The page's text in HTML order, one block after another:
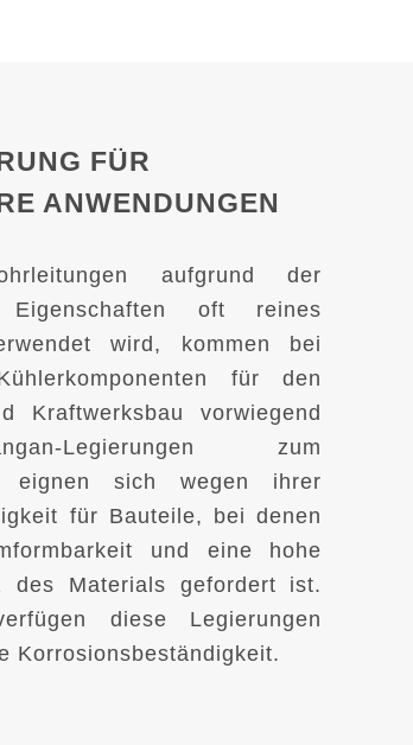
FÜR
ANWENDUNGEN
aufgrund der
Eigenschaften oft reines
wird, kommen bei
für den
Kraftwerksbau vorwiegend
Legierungen zum
eignen sich wegen ihrer
für Bauteile, bei denen
und eine hohe
des Materials gefordert ist.
diese Legierungen
Korrosionsbeständigkeit.